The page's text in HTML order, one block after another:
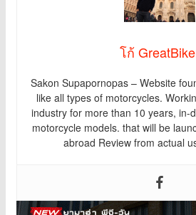
โก้
Sakon Supapornopas – Website
like all types of motorcycles.
industry for more than 10 years, in-
motorcycle models. that will be
abroad Review from actual